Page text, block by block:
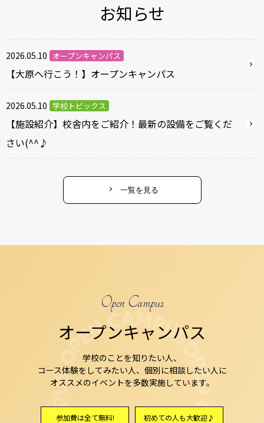
お知らせ
2026.05.10 オープンキャンパス
【大原へ行こう！】オープンキャンパス
2026.05.10 学校トピックス
【施設紹介】校舎内をご紹介！最新の設備をご覧くだ
さい(^^♪
一覧を見る
Open Campus
オープンキャンパス
学校のことを知りたい人、
コース体験をしてみたい人、個別に相談したい人に
オススメのイベントを多数実施しています。
参加費は全て無料! 初めての人も大歓迎♪